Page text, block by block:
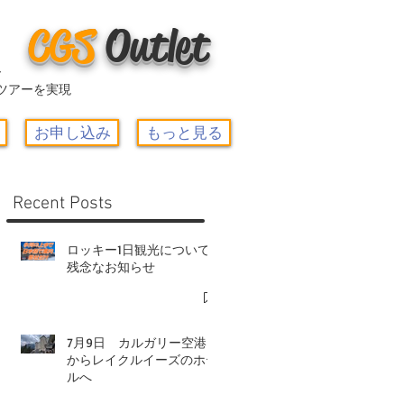
CGSOutlet
アーを実現
お申し込み もっと見る
Recent Posts
ロッキー1日観光について-
残念なお知らせ
7月9日 カルガリー空港
からレイクルイーズのホテ
ルへ